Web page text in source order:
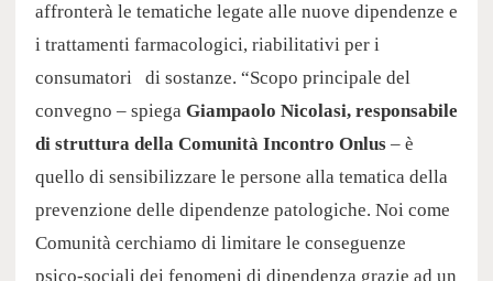
affronterà le tematiche legate alle nuove dipendenze e
i trattamenti farmacologici, riabilitativi per i
consumatori di sostanze. “Scopo principale del
convegno – spiega Giampaolo Nicolasi, responsabile
di struttura della Comunità Incontro Onlus – è
quello di sensibilizzare le persone alla tematica della
prevenzione delle dipendenze patologiche. Noi come
Comunità cerchiamo di limitare le conseguenze
psico-sociali dei fenomeni di dipendenza grazie ad un